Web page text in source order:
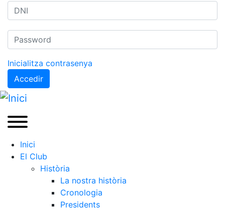
Inicialitza contrasenya
Accedir
Inici
El Club
Història
La nostra història
Cronologia
Presidents